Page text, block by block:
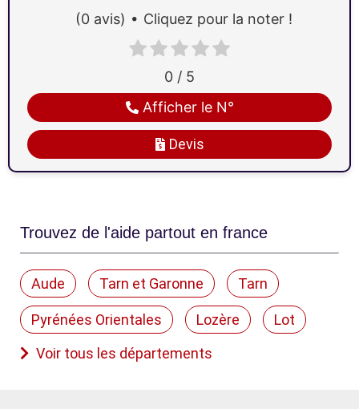
Devis
Afficher le N°
0 / 5
(0 avis) Cliquez pour la noter !
Trouvez de l'aide partout en france
Aude Tarn et Garonne Tarn
Pyrénées Orientales Lozère
Lot
Voir tous les départements